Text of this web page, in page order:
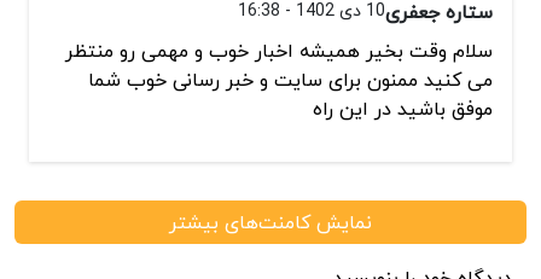
ستاره جعفری10 دی 1402 - 16:38
سلام وقت بخیر همیشه اخبار خوب و مهمی رو منتظر
می کنید ممنون برای سایت و خبر رسانی خوب شما
موفق باشید در این راه
نمایش کامنت‌های بیشتر